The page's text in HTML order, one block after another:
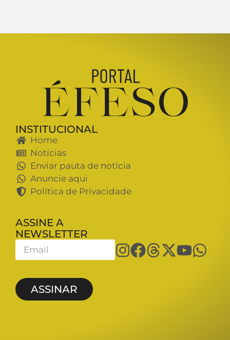
INSTITUCIONAL
Home
Notícias
Enviar pauta de notícia
Anuncie aqui
Política de Privacidade
ASSINE A
NEWSLETTER
ASSINAR